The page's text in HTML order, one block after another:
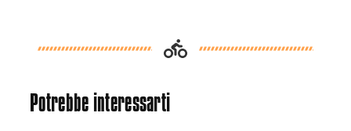
F
M
Potrebbe interessarti